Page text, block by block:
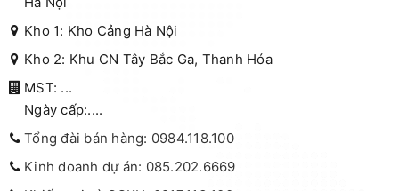
Kho 1: Kho Cảng Hà Nội
Kho 2: Khu CN Tây Bắc Ga, Thanh Hóa
MST: ...
Ngày cấp:....
Tổng đài bán hàng: 0984.118.100
Kinh doanh dự án: 085.202.6669